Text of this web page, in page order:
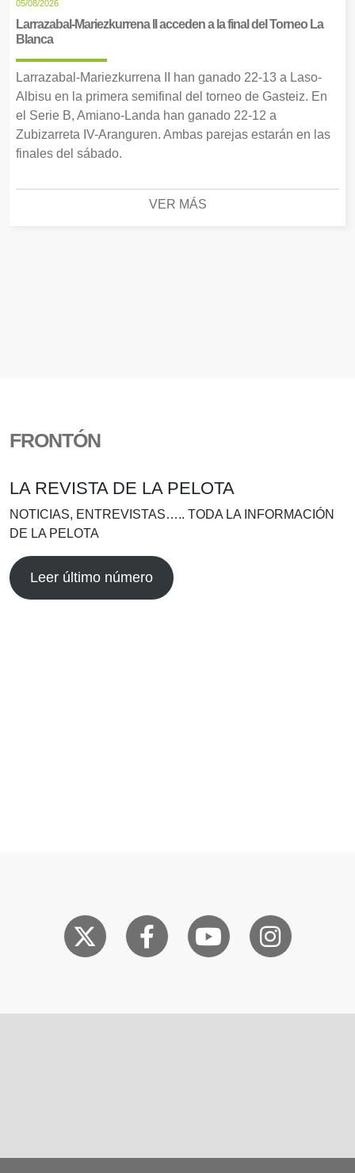
05/08/2026
Larrazabal-Mariezkurrena II acceden a la final del Torneo La
Blanca
Larrazabal-Mariezkurrena II han ganado 22-13 a Laso-
Albisu en la primera semifinal del torneo de Gasteiz. En
el Serie B, Amiano-Landa han ganado 22-12 a
Zubizarreta IV-Aranguren. Ambas parejas estarán en las
finales del sábado.
VER MÁS
FRONTÓN
LA REVISTA DE LA PELOTA
NOTICIAS, ENTREVISTAS….. TODA LA INFORMACIÓN
DE LA PELOTA
Leer último número